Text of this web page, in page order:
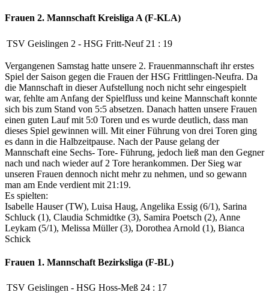
Frauen 2. Mannschaft Kreisliga A (F-KLA)
TSV Geislingen 2 - HSG Fritt-Neuf 21 : 19
Vergangenen Samstag hatte unsere 2. Frauenmannschaft ihr erstes
Spiel der Saison gegen die Frauen der HSG Frittlingen-Neufra. Da
die Mannschaft in dieser Aufstellung noch nicht sehr eingespielt
war, fehlte am Anfang der Spielfluss und keine Mannschaft konnte
sich bis zum Stand von 5:5 absetzen. Danach hatten unsere Frauen
einen guten Lauf mit 5:0 Toren und es wurde deutlich, dass man
dieses Spiel gewinnen will. Mit einer Führung von drei Toren ging
es dann in die Halbzeitpause. Nach der Pause gelang der
Mannschaft eine Sechs- Tore- Führung, jedoch ließ man den Gegner
nach und nach wieder auf 2 Tore herankommen. Der Sieg war
unseren Frauen dennoch nicht mehr zu nehmen, und so gewann
man am Ende verdient mit 21:19.
Es spielten:
Isabelle Hauser (TW), Luisa Haug, Angelika Essig (6/1), Sarina
Schluck (1), Claudia Schmidtke (3), Samira Poetsch (2), Anne
Leykam (5/1), Melissa Müller (3), Dorothea Arnold (1), Bianca
Schick
Frauen 1. Mannschaft Bezirksliga (F-BL)
TSV Geislingen - HSG Hoss-Meß 24 : 17